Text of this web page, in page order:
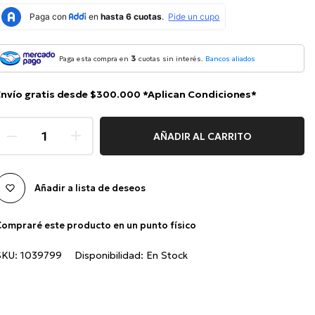
Paga esta compra en 3 cuotas sin interés. Bancos aliados
gratis desde $300.000 *Aplican Condiciones*
AÑADIR AL CARRITO
Añadir a lista de deseos
este producto en un punto físico
1039799 Disponibilidad: En Stock